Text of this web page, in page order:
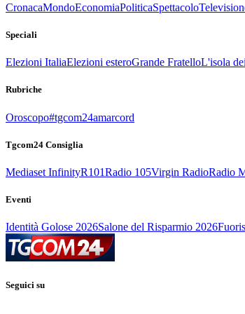
CronacaMondoEconomiaPoliticaSpettacolo
Speciali
Elezioni ItaliaElezioni esteroGrande FratelloL'isola
Rubriche
Oroscopo#tgcom24amarcord
Tgcom24 Consiglia
Mediaset InfinityR101Radio 105Virgin RadioRadio
Eventi
Identità Golose 2026Salone del Risparmio 2026
Seguici su